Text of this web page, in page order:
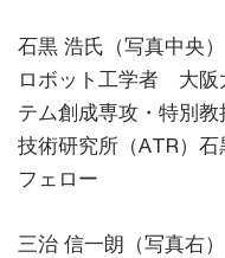
石黒 浩氏（写真中央）
ロボット工学者 大阪
テム創成専攻・特別
技術研究所（ATR）
フェロー
三治 信一朗（写真右）